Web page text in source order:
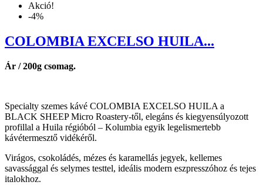
Akció!
-4%
COLOMBIA EXCELSO HUILA...
Ár / 200g csomag.
Specialty szemes kávé COLOMBIA EXCELSO HUILA a
BLACK SHEEP Micro Roastery-től, elegáns és kiegyensúlyozott
profillal a Huila régióból – Kolumbia egyik legelismertebb
kávétermesztő vidékéről.
Virágos, csokoládés, mézes és karamellás jegyek, kellemes
savassággal és selymes testtel, ideális modern eszpresszóhoz és tejes
italokhoz.